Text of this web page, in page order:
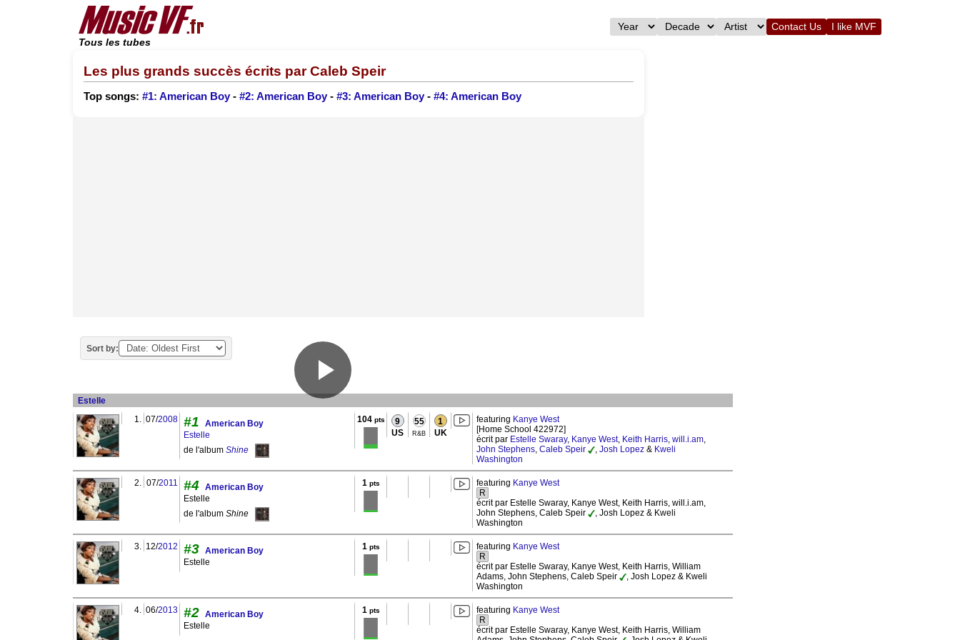
Tous les tubes
Contact Us I like MVF
Les plus grands succès écrits par Caleb Speir
Top songs: #1: American Boy - #2: American Boy - #3: American Boy - #4: American Boy
Sort by:
Estelle
1. 07/2008 #1
American Boy
Estelle
de l'album Shine
104pts 9
US
55
R&B
1
UK
featuring Kanye West
[Home School 422972]
écrit par Estelle Swaray, Kanye West, Keith Harris, will.i.am,
John Stephens, Caleb Speir , Josh Lopez & Kweli
Washington
2. 07/2011 #4 American Boy
Estelle
de l'album Shine
1 pts featuring Kanye West
R
écrit par Estelle Swaray, Kanye West, Keith Harris, will.i.am,
John Stephens, Caleb Speir
, Josh Lopez & Kweli
Washington
3. 12/2012 #3 American Boy
Estelle
1 pts featuring Kanye West
R
écrit par Estelle Swaray, Kanye West, Keith Harris, William
Adams, John Stephens, Caleb Speir
, Josh Lopez & Kweli
Washington
4. 06/2013 #2 American Boy
Estelle
1 pts featuring Kanye West
R
écrit par Estelle Swaray, Kanye West, Keith Harris, William